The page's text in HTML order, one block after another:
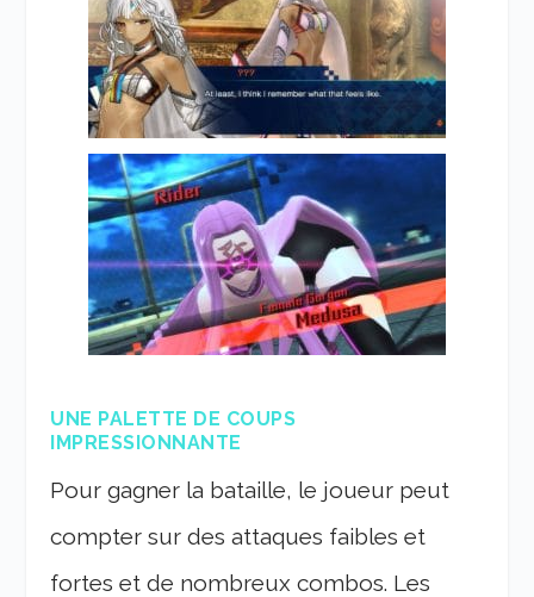
UNE PALETTE DE COUPS
IMPRESSIONNANTE
Pour gagner la bataille, le joueur peut
compter sur des attaques faibles et
fortes et de nombreux combos. Les